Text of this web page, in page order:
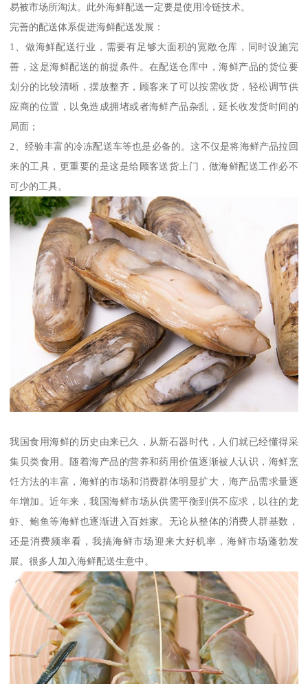
易被市场所淘汰。此外海鲜配送一定要是使用冷链技术。
完善的配送体系促进海鲜配送发展：
1、做海鲜配送行业，需要有足够大面积的宽敞仓库，同时设施完
善，这是海鲜配送的前提条件。在配送仓库中，海鲜产品的货位要
划分的比较清晰，摆放整齐，顾客来了可以按需收货，轻松调节供
应商的位置，以免造成拥堵或者海鲜产品杂乱，延长收发货时间的
局面；
2、经验丰富的冷冻配送车等也是必备的。这不仅是将海鲜产品拉回
来的工具，更重要的是这是给顾客送货上门，做海鲜配送工作必不
可少的工具。
我国食用海鲜的历史由来已久，从新石器时代，人们就已经懂得采
集贝类食用。随着海产品的营养和药用价值逐渐被人认识，海鲜烹
饪方法的丰富，海鲜的市场和消费群体明显扩大，海产品需求量逐
年增加。近年来，我国海鲜市场从供需平衡到供不应求，以往的龙
虾、鲍鱼等海鲜也逐渐进入百姓家。无论从整体的消费人群基数，
还是消费频率看，我搞海鲜市场迎来大好机率，海鲜市场蓬勃发
展。很多人加入海鲜配送生意中。